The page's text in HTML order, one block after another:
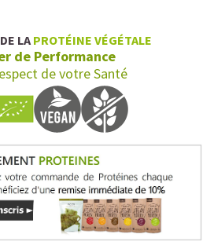
et lait végétal fusionnent dans
et énergisante.
riche en protéines, léger
qui veulent booster leurs
équilibre.
Protéiné
LA PROTÉINE VÉGÉTALE
de Performance
de votre Santé